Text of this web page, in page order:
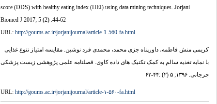
score (DDS) with healthy eating index (HEI) using data mining techniques. Jorjani
Biomed J 2017; 5 (2) :44-62
URL:http://goums.ac.ir/jorjanijournal/article-1-560-fa.html
کریمی منش فاطمه، داورپناه جزی محمد، محمدی فرد نوشین. مقایسه امتیاز تنوع غذایی
با نمایه تغذیه سالم به کمک تکنیک های داده کاوی. فصلنامه علمی پژوهشی زیست پزشکی
جرجانی. ۱۳۹۶; ۵ (۲) :۴۴-۶۲
URL:http://goums.ac.ir/jorjanijournal/article-۱-۵۶۰-fa.html